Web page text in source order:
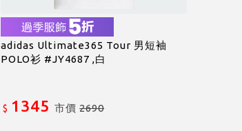
adidas Ultimate365 Tour 男短袖
POLO衫 #JY4687 ,白
$ 1345 市價2690